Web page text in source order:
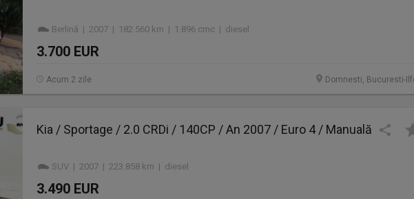
Berlină | 2007 | 182.560 km | 1.896 cmc | diesel
3.700 EUR
Domnesti, Bucuresti-
Acum 2 zile
Kia / Sportage / 2.0 CRDi / 140CP / An 2007 / Euro 4 / Manuală
SUV | 2007 | 223.858 km | diesel
3.490 EUR